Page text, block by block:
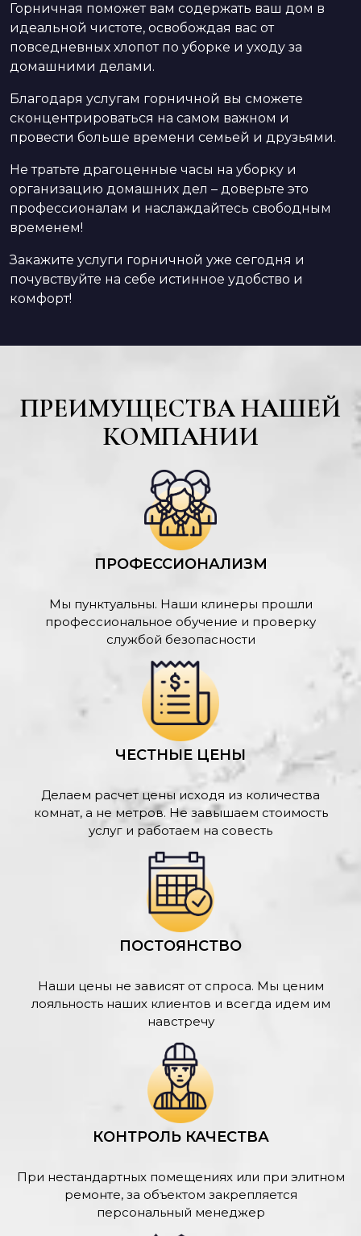
Горничная поможет вам содержать ваш дом в
идеальной чистоте, освобождая вас от
повседневных хлопот по уборке и уходу за
домашними делами.
Благодаря услугам горничной вы сможете
сконцентрироваться на самом важном и
провести больше времени семьей и друзьями.
Не тратьте драгоценные часы на уборку и
организацию домашних дел – доверьте это
профессионалам и наслаждайтесь свободным
временем!
Закажите услуги горничной уже сегодня и
почувствуйте на себе истинное удобство и
комфорт!
ПРЕИМУЩЕСТВА НАШЕЙ
КОМПАНИИ
ПРОФЕССИОНАЛИЗМ
Мы пунктуальны. Наши клинеры прошли
профессиональное обучение и проверку
службой безопасности
ЧЕСТНЫЕ ЦЕНЫ
Делаем расчет цены исходя из количества
комнат, а не метров. Не завышаем стоимость
услуг и работаем на совесть
ПОСТОЯНСТВО
Наши цены не зависят от спроса. Мы ценим
лояльность наших клиентов и всегда идем им
навстречу
КОНТРОЛЬ КАЧЕСТВА
При нестандартных помещениях или при элитном
ремонте, за объектом закрепляется
персональный менеджер